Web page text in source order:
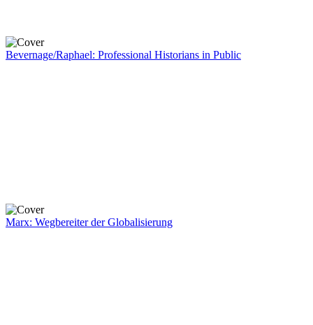
Bevernage/Raphael: Professional Historians in Public
Marx: Wegbereiter der Globalisierung